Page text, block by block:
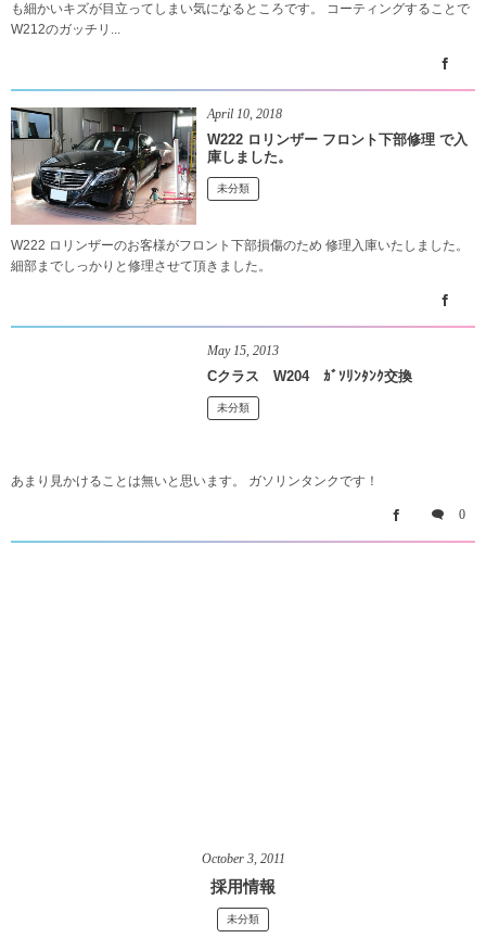
も細かいキズが目立ってしまい気になるところです。 コーティングすることで
W212のガッチリ...
April 10,2018
W222 ロリンザー フロント下部修理 で入
庫しました。
未分類
W222 ロリンザーのお客様がフロント下部損傷のため 修理入庫いたしました。
細部までしっかりと修理させて頂きました。
May 15,2013
Cクラス W204 ｶﾞｿﾘﾝﾀﾝｸ交換
未分類
あまり見かけることは無いと思います。 ガソリンタンクです！
0
October 3, 2011
採用情報
未分類